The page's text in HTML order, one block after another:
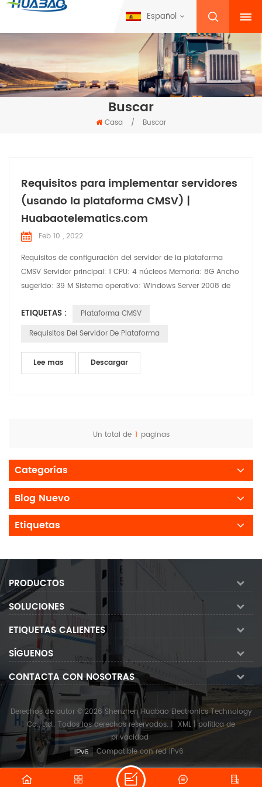
Español
Buscar
Casa / Buscar
Requisitos para implementar servidores
(usando la plataforma CMSV) |
Huabaotelematics.com
Feb 10 , 2022
Requisitos de configuración del servidor de la plataforma
CMSV Servidor principal: 1 CPU: 4 núcleos Memoria: 8G Ancho
sugerido: 39 M Sistema operativo: Windows Server 2008 de
de datos GPS: 206 GB Disco de datos de seguridad activo:
3000 GB Requisitos de configuración y sistema de
ETIQUETAS :
Plataforma CMSV
Requisitos Del Servidor De Plataforma
Lee mas Descargar
Un total de 1 paginas
Categorías
Blog Nuevo
Etiquetas
PRODUCTOS
SOLUCIONES
ETIQUETAS CALIENTES
SÍGUENOS
CONTACTA CON NOSOTRAS
Derechos de autor © 2026 Shenzhen Huabao Electronics Technology
Co., Ltd.. Todos los derechos reservados. | XML | política de
privacidad
Compatible con red IPv6